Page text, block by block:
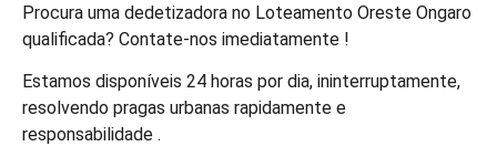
Procura uma dedetizadora no Loteamento Oreste Ongaro
qualificada? Contate-nos imediatamente !
Estamos disponíveis 24 horas por dia, ininterruptamente,
resolvendo pragas urbanas rapidamente e
responsabilidade .